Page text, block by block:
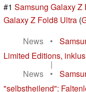
#1 Samsung Galaxy Z
Galaxy Z Fold8 Ultra (
News
•
Limited Editions,
|
News
•
"selbstheilend":